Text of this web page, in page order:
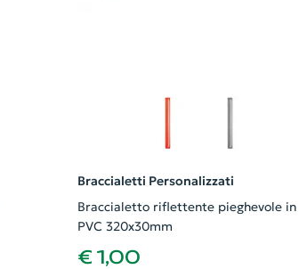
Braccialetti Personalizzati
Braccialetto riflettente pieghevole in
PVC 320x30mm
€ 1,00